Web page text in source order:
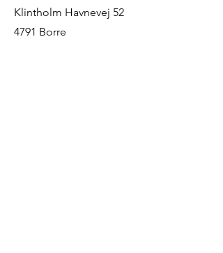
Klintholm Havnevej 52
4791 Borre